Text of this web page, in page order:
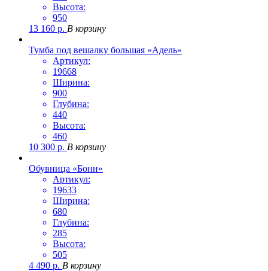
Высота:
950
13 160 р. В корзину
Тумба под вешалку большая «Адель»
Артикул:
19668
Ширина:
900
Глубина:
440
Высота:
460
10 300 р. В корзину
Обувница «Бонн»
Артикул:
19633
Ширина:
680
Глубина:
285
Высота:
505
4 490 р. В корзину